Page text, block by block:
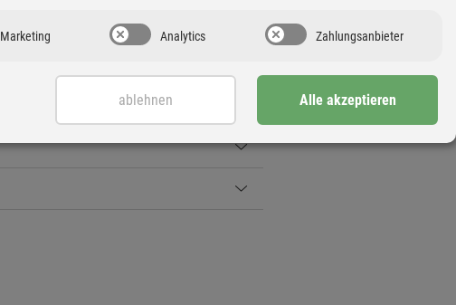
Marketing Analytics Zahlungsanbieter
ablehnen Alle akzeptieren